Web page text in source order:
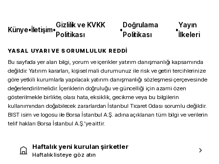
Künye•İletişim•
Gizlilik ve KVKK
Politikası
•
Doğrulama
Politikası
•
Yayın
İlkeleri
YASAL UYARI VE SORUMLULUK REDDİ
Bu sayfada yer alan bilgi, yorum ve içerikler yatırım danışmanlığı kapsamında
değildir. Yatırım kararları, kişisel mali durumunuz ile risk ve getiri tercihlerinize
göre yetkili kurumlarla yapılacak yatırım danışmanlığı sözleşmesi çerçevesinde
değerlendirilmelidir. İçeriklerin doğruluğu ve güncelliği için azami özen
gösterilmekle birlikte, olası hata, eksiklik, gecikme veya bu bilgilerin
kullanımından doğabilecek zararlardan İstanbul Ticaret Odası sorumlu değildir.
BIST isim ve logosu ile Borsa İstanbul A.Ş. adına açıklanan tüm bilgi ve verilerin
telif hakları Borsa İstanbul A.Ş.’ye aittir.
Haftalık yeni kurulan şirketler
Haftalık listeye göz atın